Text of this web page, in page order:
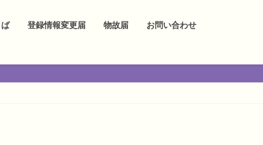
登録情報変更届 物故届 お問い合わせ